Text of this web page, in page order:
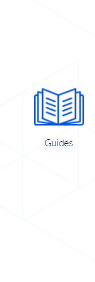
Guides